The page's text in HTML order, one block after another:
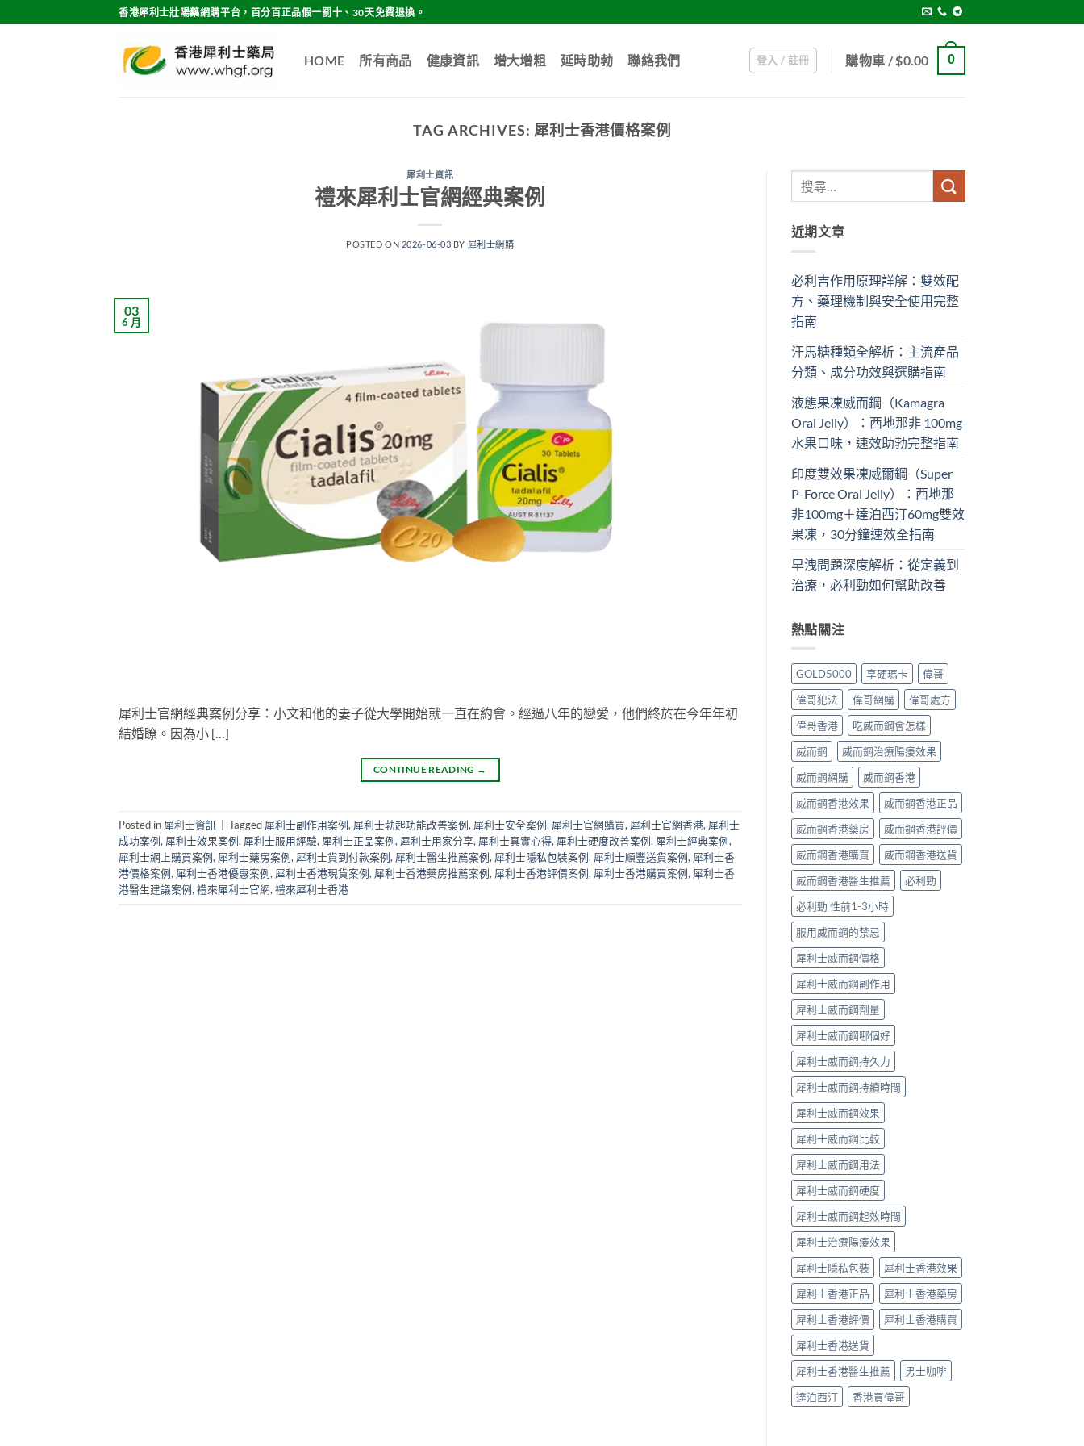
to
香港犀利士壯陽藥網購平台，百分百正品假一罰十、30天免費退換。
HOME 所有商品 健康資訊 增大增粗 延時助勃 聯絡我們 登入 / 註冊 購物車 /$0.00 0
TAG ARCHIVES: 犀利士香港價格案例
犀利士資訊
禮來犀利士官網經典案例
POSTED ON 2026-06-03 BY 犀利士網購
03
6 月
犀利士官網經典案例分享：小文和他的妻子從大學開始就一直在約會。經過八年的戀愛，他們終於在今年年初
結婚瞭。因為小 […]
CONTINUE READING →
Posted in 犀利士資訊 Tagged 犀利士副作用案例, 犀利士勃起功能改善案例, 犀利士安全案例, 犀利士官網購買, 犀利士官網香港, 犀利士
成功案例, 犀利士效果案例, 犀利士服用經驗, 犀利士正品案例, 犀利士用家分享, 犀利士真實心得, 犀利士硬度改善案例, 犀利士經典案例,
犀利士網上購買案例, 犀利士藥房案例, 犀利士貨到付款案例, 犀利士醫生推薦案例, 犀利士隱私包裝案例, 犀利士順豐送貨案例, 犀利士香
港價格案例, 犀利士香港優惠案例, 犀利士香港現貨案例, 犀利士香港藥房推薦案例, 犀利士香港評價案例, 犀利士香港購買案例, 犀利士香
港醫生建議案例, 禮來犀利士官網, 禮來犀利士香港
近期文章
必利吉作用原理詳解：雙效配
方、藥理機制與安全使用完整
指南
汗馬糖種類全解析：主流產品
分類、成分功效與選購指南
液態果凍威而鋼（Kamagra
Oral Jelly）：西地那非 100mg​
水果口味，速效助勃完整指南
印度雙效果凍威爾鋼（Super
P-Force Oral Jelly）：西地那
非100mg＋達泊西汀60mg雙效
果凍，30分鐘速效全指南
早洩問題深度解析：從定義到
治療，必利勁如何幫助改善
熱點關注
GOLD5000 享硬瑪卡
偉哥
偉哥犯法
偉哥網購
偉哥處方
偉哥香港
吃威而鋼會怎樣
威而鋼
威而鋼治療陽痿效果
威而鋼網購
威而鋼香港
威而鋼香港效果
威而鋼香港正品
威而鋼香港藥房
威而鋼香港評價
威而鋼香港購買
威而鋼香港送貨
威而鋼香港醫生推薦
必利勁
必利勁 性前1-3小時
服用威而鋼的禁忌
犀利士威而鋼價格
犀利士威而鋼副作用
犀利士威而鋼劑量
犀利士威而鋼哪個好
犀利士威而鋼持久力
犀利士威而鋼持續時間
犀利士威而鋼效果
犀利士威而鋼比較
犀利士威而鋼用法
犀利士威而鋼硬度
犀利士威而鋼起效時間
犀利士治療陽痿效果
犀利士隱私包裝
犀利士香港效果
犀利士香港正品
犀利士香港藥房
犀利士香港評價
犀利士香港購買
犀利士香港送貨
犀利士香港醫生推薦
男士咖啡
達泊西汀
香港買偉哥